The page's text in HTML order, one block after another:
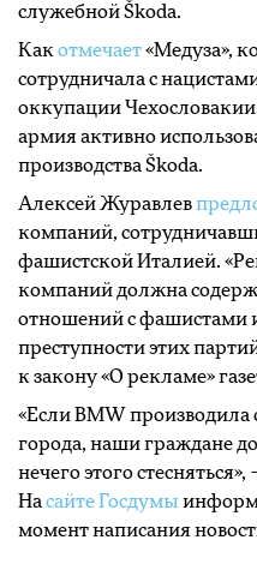
служебной Škoda.
Как отмечает«Медуза»,
сотрудничала с
оккупации
армия активно
производства Škoda.
Алексей Журавлев
компаний,
фашистской Италией.
компаний должна
отношений с фашистами
преступности этих
к закону «О рекламе»
«Если BMW
города, наши граждане
нечего этого
На сайте Госдумы
момент написания